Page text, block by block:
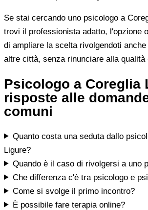
Se stai cercando uno psicologo a
trovi il professionista adatto, l'opzione
di ampliare la scelta rivolgendoti
altre città, senza rinunciare alla qualità
Psicologo a Coreglia
risposte alle
comuni
Quanto costa una seduta dallo
Ligure?
Quando è il caso di rivolgersi a uno
Che differenza c'è tra psicologo e
Come si svolge il primo incontro?
È possibile fare terapia online?